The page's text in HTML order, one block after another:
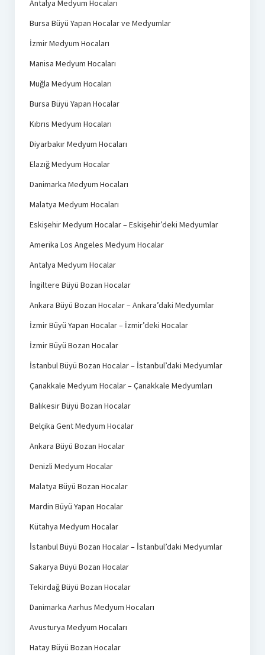
Antalya Medyum Hocaları
Bursa Büyü Yapan Hocalar ve Medyumlar
İzmir Medyum Hocaları
Manisa Medyum Hocaları
Muğla Medyum Hocaları
Bursa Büyü Yapan Hocalar
Kıbrıs Medyum Hocaları
Diyarbakır Medyum Hocaları
Elazığ Medyum Hocalar
Danimarka Medyum Hocaları
Malatya Medyum Hocaları
Eskişehir Medyum Hocalar – Eskişehir’deki Medyumlar
Amerika Los Angeles Medyum Hocalar
Antalya Medyum Hocalar
İngiltere Büyü Bozan Hocalar
Ankara Büyü Bozan Hocalar – Ankara’daki Medyumlar
İzmir Büyü Yapan Hocalar – İzmir’deki Hocalar
İzmir Büyü Bozan Hocalar
İstanbul Büyü Bozan Hocalar – İstanbul’daki Medyumlar
Çanakkale Medyum Hocalar – Çanakkale Medyumları
Balıkesir Büyü Bozan Hocalar
Belçika Gent Medyum Hocalar
Ankara Büyü Bozan Hocalar
Denizli Medyum Hocalar
Malatya Büyü Bozan Hocalar
Mardin Büyü Yapan Hocalar
Kütahya Medyum Hocalar
İstanbul Büyü Bozan Hocalar – İstanbul’daki Medyumlar
Sakarya Büyü Bozan Hocalar
Tekirdağ Büyü Bozan Hocalar
Danimarka Aarhus Medyum Hocaları
Avusturya Medyum Hocaları
Hatay Büyü Bozan Hocalar